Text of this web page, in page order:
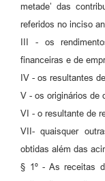
metade’ das
referidos no inciso
III - os
financeiras e de
IV - os resultantes
V - os originários de
VI - o resultante de
VII- quaisquer
obtidas além das
§ 1º - As receitas